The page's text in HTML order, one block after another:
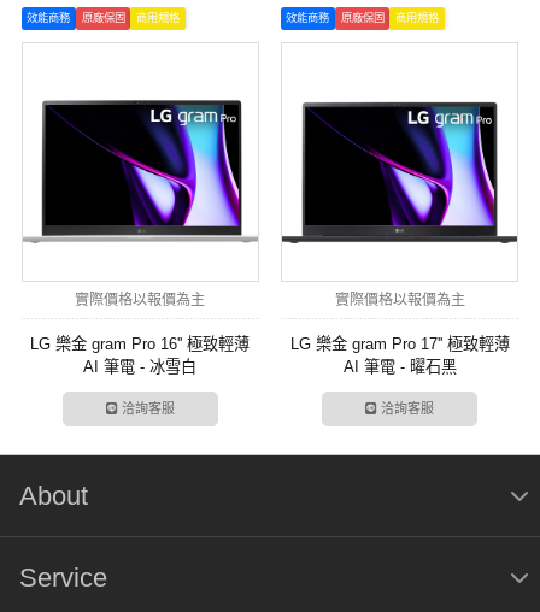
效能商務 原廠保固 商用規格
實際價格以報價為主
LG 樂金 gram Pro 16'' 極致輕薄
AI 筆電 - 冰雪白
洽詢客服
效能商務 原廠保固 商用規格
實際價格以報價為主
LG 樂金 gram Pro 17'' 極致輕薄
AI 筆電 - 曜石黑
洽詢客服
About
Service